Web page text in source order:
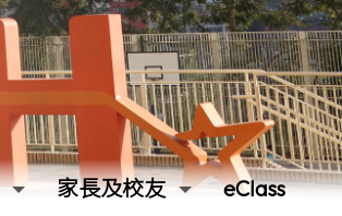
家長及校友 eClass